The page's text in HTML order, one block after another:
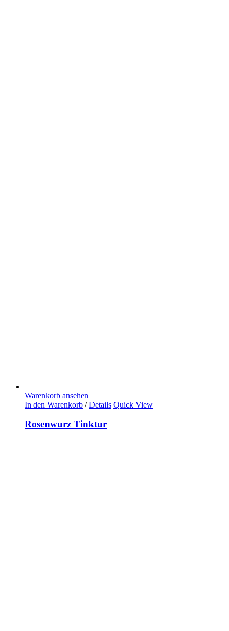
Warenkorb ansehen
In den Warenkorb / Details Quick View
Rosenwurz Tinktur